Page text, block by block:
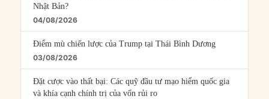
Nhật Bản?
04/08/2026
Điểm mù chiến lược của Trump tại Thái Bình Dương
03/08/2026
Đặt cược vào thất bại: Các quỹ đầu tư mạo hiểm quốc gia
và khía cạnh chính trị của vốn rủi ro